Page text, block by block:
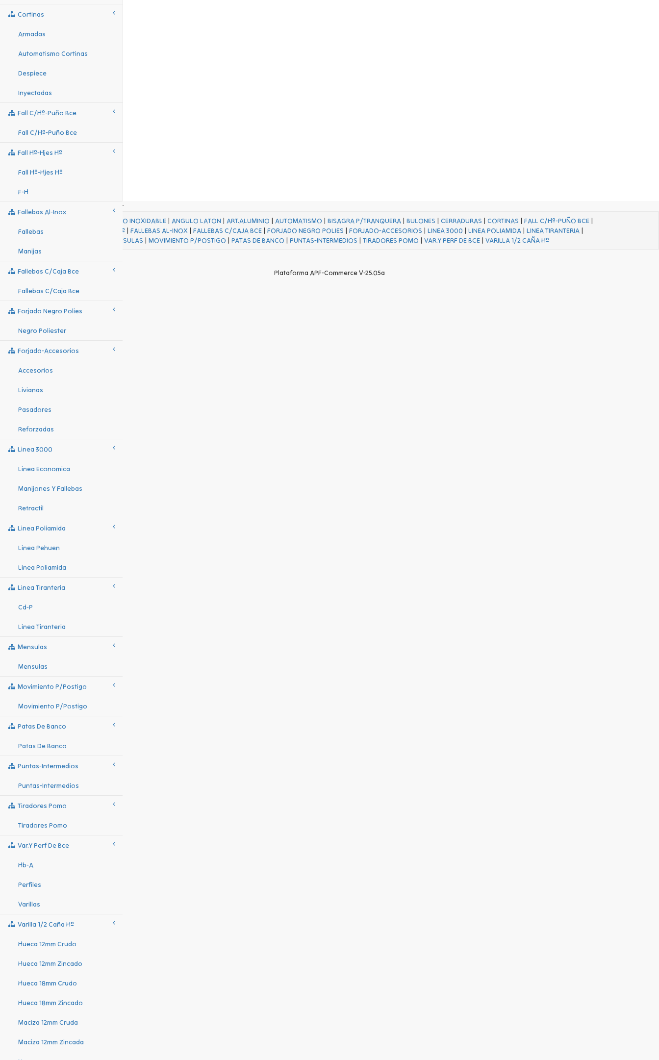
Cortinas
Armadas
Automatismo Cortinas
Despiece
Inyectadas
Fall C/hº-Puño Bce
Fall C/hº-Puño Bce
Fall Hº-Hjes Hº
Fall Hº-Hjes Hº
F-H
Fallebas Al-Inox
Fallebas
Manijas
Fallebas C/caja Bce
Fallebas C/caja Bce
Forjado Negro Polies
Negro Poliester
Forjado-Accesorios
Accesorios
Livianas
Pasadores
Reforzadas
Linea 3000
Linea Economica
Manijones Y Fallebas
Retractil
Linea Poliamida
Linea Pehuen
Linea Poliamida
Linea Tiranteria
Cd-P
Linea Tiranteria
Mensulas
Mensulas
Movimiento P/postigo
Movimiento P/postigo
Patas De Banco
Patas De Banco
Puntas-Intermedios
Puntas-Intermedios
Tiradores Pomo
Tiradores Pomo
Var.y Perf De Bce
Hb-A
Perfiles
Varillas
Varilla 1/2 Caña Hº
Hueca 12mm Crudo
Hueca 12mm Zincado
Hueca 18mm Crudo
Hueca 18mm Zincado
Maciza 12mm Cruda
Maciza 12mm Zincada
ACERO INOXIDABLE| ANGULO LATON | ART.ALUMINIO | AUTOMATISMO | BISAGRA P/TRANQUERA| BULONES | CERRADURAS | CORTINAS | FALL C/Hº-PUÑO BCE|
FALL Hº-HJES Hº |FALLEBAS AL-INOX |FALLEBAS C/CAJA BCE |FORJADO NEGRO POLIES |FORJADO-ACCESORIOS |LINEA 3000 |LINEA POLIAMIDA |LINEA TIRANTERIA |
MENSULAS | MOVIMIENTO P/POSTIGO | PATAS DE BANCO | PUNTAS-INTERMEDIOS | TIRADORES POMO | VAR.Y PERF DE BCE| VARILLA 1/2 CAÑA Hº
Plataforma APF-Commerce V-25.05a